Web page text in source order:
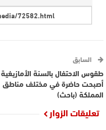
السابق
طقوس الاحتفال بالسنة الأمازيغية
أصبحت حاضرة في مختلف مناطق
المملكة (باحث)
تعليقات الزوار